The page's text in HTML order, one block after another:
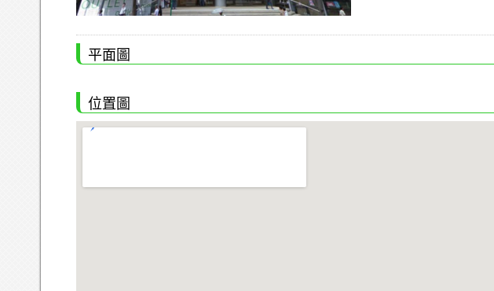
平面圖
位置圖